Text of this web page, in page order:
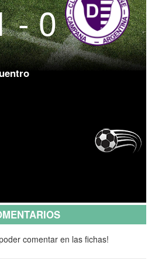
- 0
comentar en las fichas!